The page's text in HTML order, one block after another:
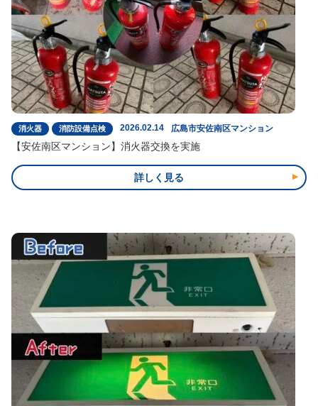
消火器 消防設備点検 2026.02.14 広島市安佐南区マンション
【安佐南区マンション】消火器交換を実施
詳しく見る